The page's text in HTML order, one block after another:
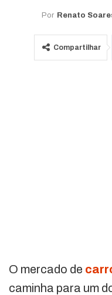
Por Renato
Compartilhar
O mercado de
caminha para um